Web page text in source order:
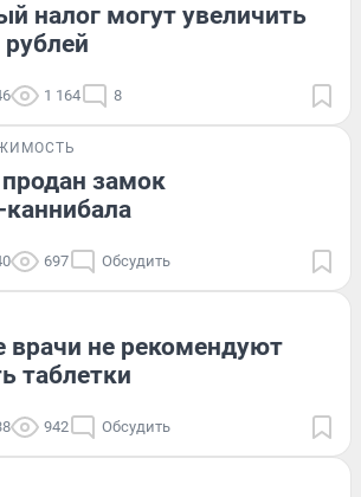
налог могут увеличить
1 164 8
замок
697 Обсудить
врачи не рекомендуют
таблетки
942 Обсудить